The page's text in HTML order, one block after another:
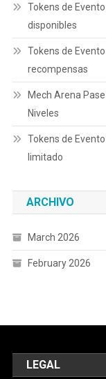
Tokens de
disponibles
Tokens de
recompensas
Mech Arena
Niveles
Tokens de
limitado
ARCHIVO
March 2026
February 2026
LEGAL